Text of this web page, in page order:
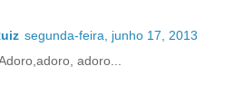
segunda-feira, junho 17, 2013
adoro...